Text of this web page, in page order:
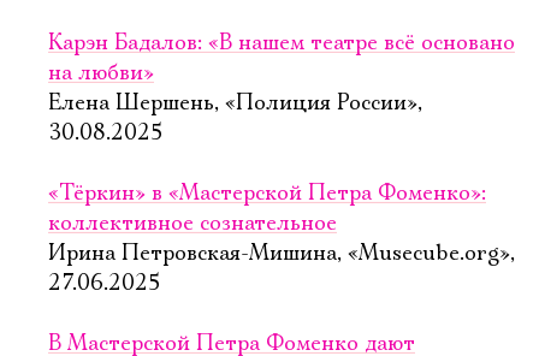
Карэн Бадалов: «В нашем театре всё основано
на любви»
Елена Шершень, «Полиция России»,
30.08.2025
«Тёркин» в «Мастерской Петра Фоменко»:
коллективное сознательное
Ирина Петровская-Мишина, «Musecube.org»,
27.06.2025
В Мастерской Петра Фоменко дают